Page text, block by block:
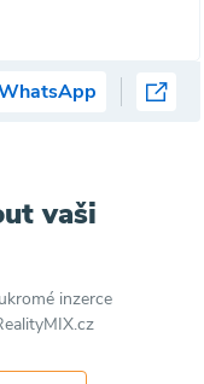
vaši
inzerce